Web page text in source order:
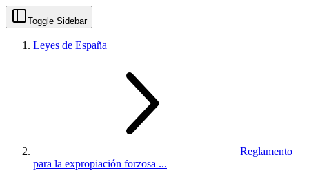
Toggle Sidebar
Leyes de España
Reglamento
para la expropiación forzosa ...